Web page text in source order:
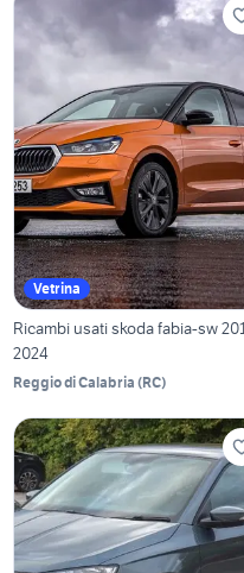
Vetrina
Ricambi usati skoda fabia-sw
2024
Reggio di Calabria (RC)